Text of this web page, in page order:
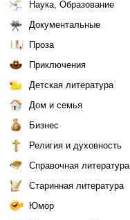
Наука, Образование
Документальные
Проза
Приключения
Детская литература
Дом и семья
Бизнес
Религия и духовность
Справочная литература
Старинная литература
Юмор